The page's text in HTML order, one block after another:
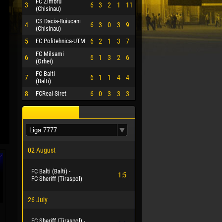
3
(Chisinau)
6 3 2 1 11
4
CS Dacia-Buiucani
(Chisinau)
6 3 0 3 9
5 FC Politehnica-UTM 6 2 1 3 7
6
FC Milsami
(Orhei)
6 1 3 2 6
7
FC Balti
(Balti)
6 1 1 4 4
8 FCReal Siret 6 0 3 3 3
02 August
FC Balti (Balti) -
FC Sheriff (Tiraspol)
1:5
26 July